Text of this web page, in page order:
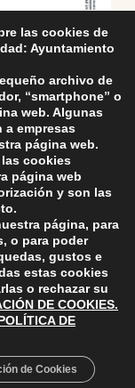
39313 Polanco
las cookies de
Ayuntamiento
archivo de
“smartphone” o
web. Algunas
a empresas
página web.
cookies
página web
y son las
página, para
o para poder
gustos e
estas cookies
o rechazar su
DE COOKIES.
DE
de Cookies